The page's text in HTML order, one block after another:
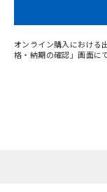
オンライン購入における
格・納期の確認」画面に